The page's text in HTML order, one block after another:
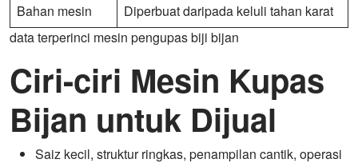
Bahan mesin
Diperbuat daripada keluli tahan karat
data terperinci mesin pengupas biji bijan
Ciri-ciri Mesin Kupas
Bijan untuk Dijual
Saiz kecil, struktur ringkas, penampilan cantik, operasi